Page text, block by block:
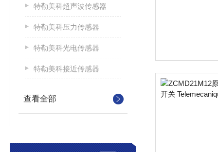
特勒美科超声波传感器
特勒美科压力传感器
特勒美科光电传感器
特勒美科接近传感器
查看全部